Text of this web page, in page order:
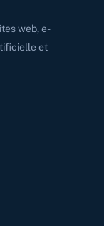
web, e-
et